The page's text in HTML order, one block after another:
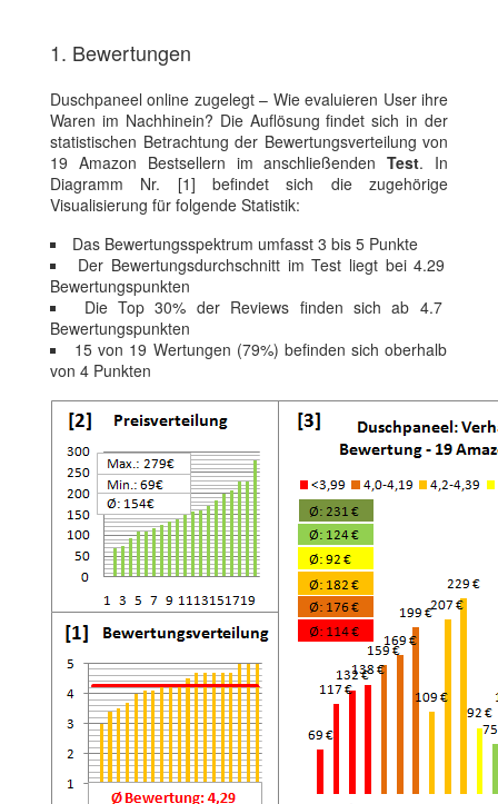
1. Bewertungen
Duschpaneel online zugelegt – Wie evaluieren User ihre
Waren im Nachhinein? Die Auflösung findet sich in der
statistischen Betrachtung der Bewertungsverteilung von
19 Amazon Bestsellern im anschließendenTest. In
Diagramm Nr. [1] befindet sich die zugehörige
Visualisierung für folgende Statistik:
Das Bewertungsspektrum umfasst 3 bis 5 Punkte
Der Bewertungsdurchschnitt im Test liegt bei 4.29
Bewertungspunkten
Die Top 30% der Reviews finden sich ab 4.7
Bewertungspunkten
15 von 19 Wertungen (79%) befinden sich oberhalb
von 4 Punkten